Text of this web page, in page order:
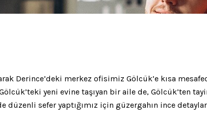
Derince’deki merkez ofisimiz Gölcük’e kısa
yeni evine taşıyan bir aile de, Gölcük’ten
düzenli sefer yaptığımız için güzergahın ince